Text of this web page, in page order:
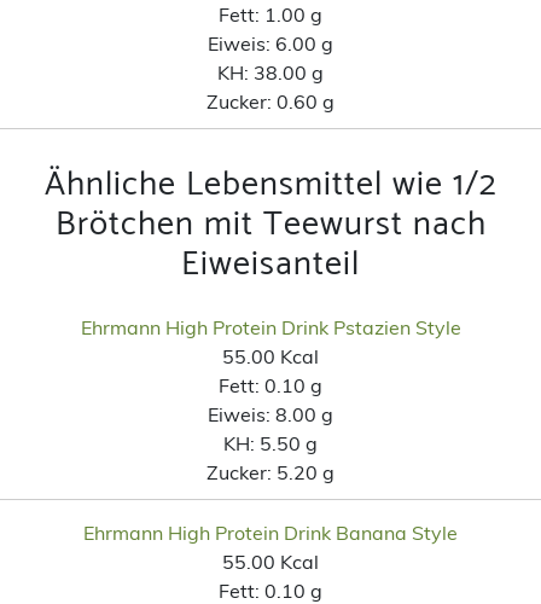
Fett: 1.00 g
Eiweis: 6.00 g
KH: 38.00 g
Zucker: 0.60 g
Ähnliche Lebensmittel wie 1/2
Brötchen mit Teewurst nach
Eiweisanteil
Ehrmann High Protein Drink Pstazien Style
55.00 Kcal
Fett: 0.10 g
Eiweis: 8.00 g
KH: 5.50 g
Zucker: 5.20 g
Ehrmann High Protein Drink Banana Style
55.00 Kcal
Fett: 0.10 g